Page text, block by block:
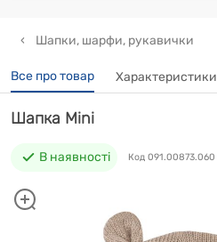
Шапки, шарфи, рукавички
Все про товар Характеристики
Шапка Mini
В наявності Код 091.00873.060